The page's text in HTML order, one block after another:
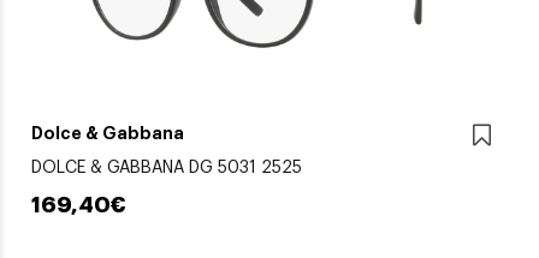
Dolce & Gabbana
DOLCE & GABBANA DG 5031 2525
169,40€